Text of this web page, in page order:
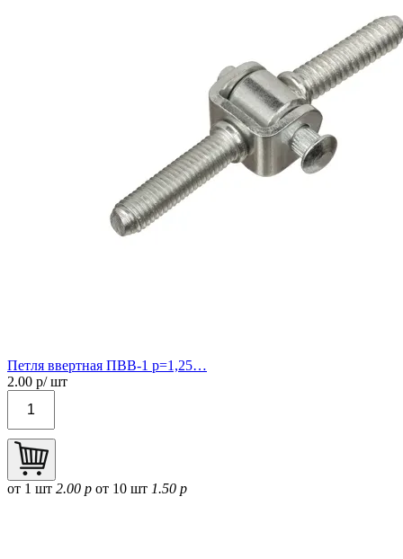
Петля ввертная ПВВ-1 р=1,25…
2.00 р/ шт
от 1 шт 2.00 р от 10 шт 1.50 р